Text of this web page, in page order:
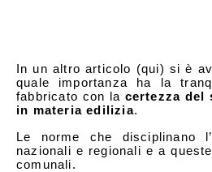
In un altro articolo (qui) si è
quale importanza ha la
fabbricato con la certezza del
in materia edilizia.
Le norme che disciplinano
nazionali e regionali e a
comunali.